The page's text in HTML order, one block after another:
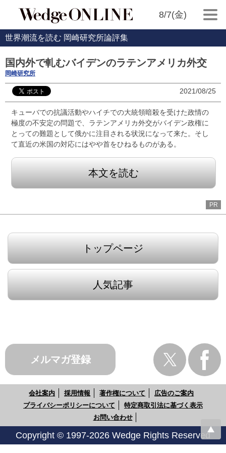
8/7(金)
世界潮流を読む 岡崎研究所論評集
国内外で軋むバイデンのラテンアメリカ外交
岡崎研究所
2021/08/25
キューバでの抗議活動やハイチでの大統領暗殺を受けた政情の
極度の不安定の問題で、ラテンアメリカ外交がバイデン政権に
とっての難題として俄かに注目される状況になって来た。そし
て直近の米国の対応にはやや首をひねるものがある。
本文を読む
PR
トップページ
人気記事
メルマガ登録
会社案内 採用情報 著作権について
広告のご案内
プライバシーポリシーについて
特定商取引法に基づく表示
お問い合わせ
Copyright © 1997-2026 Wedge Rights Reserved